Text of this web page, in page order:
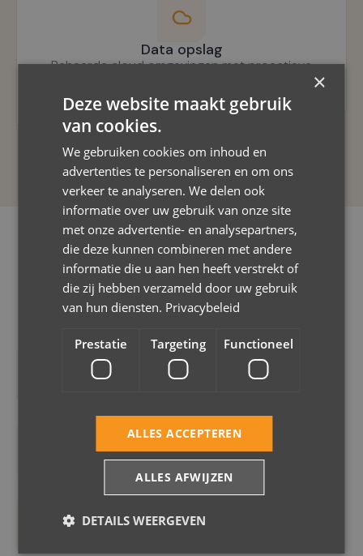
Data opslag
Beheerde cloud omgevingen met proactieve
VOORDELEN
Waarom OMNI Networks als
CSP?
Toegang tot Microsoft technologie
Directe toegang tot het volledige Microsoft cloud
Beveiliging en beheer
Wij beheren de beveiliging en compliance van uw
cloud omgeving.
Schaalbare infrastructuur
Groei mee zonder grote investeringen vooraf.
×
Deze website maakt gebruik
van cookies.
We gebruiken cookies om inhoud en
advertenties te personaliseren en om ons
verkeer te analyseren. We delen ook
informatie over uw gebruik van onze site
met onze advertentie- en analysepartners,
die deze kunnen combineren met andere
informatie die u aan hen heeft verstrekt of
die zij hebben verzameld door uw gebruik
van hun diensten. Privacybeleid
Prestatie Targeting Functioneel
ALLES ACCEPTEREN
ALLES AFWIJZEN
DETAILS WEERGEVEN